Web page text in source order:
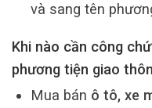
và sang tên
Khi nào cần công
phương tiện giao
Mua bán ô tô, xe